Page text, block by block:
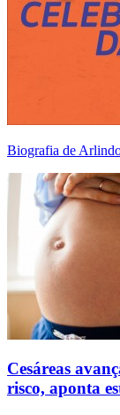
Biografia de Arlindo
Cesáreas
risco, aponta